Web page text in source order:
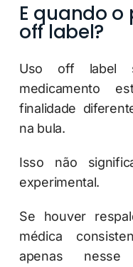
E quando
off label?
Uso off label
medicamento
finalidade
na bula.
Isso não
experimental.
Se houver
médica
apenas